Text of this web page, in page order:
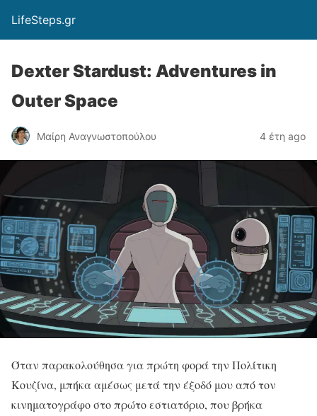
LifeSteps.gr
Dexter Stardust: Adventures in
Outer Space
Μαίρη Αναγνωστοπούλου 4 έτη ago
Όταν παρακολούθησα για πρώτη φορά την Πολίτικη
Κουζίνα, μπήκα αμέσως μετά την έξοδό μου από τον
κινηματογράφο στο πρώτο εστιατόριο, που βρήκα